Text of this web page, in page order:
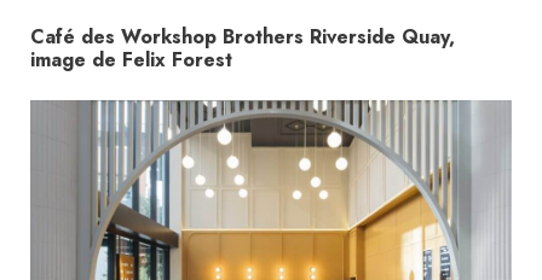
Café des Workshop Brothers Riverside Quay,
image de Felix Forest